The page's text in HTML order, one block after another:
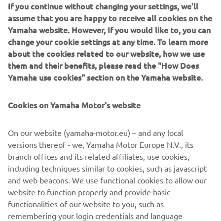
În următoarele două decenii, Peterhansel va obține șapte
victorii în raliul Dakar cu trei producători diferiți, prima în
2004. Până în prezent, a câștigat 80 de etape, iar în 2019 a
fost campion mondial FIA Cup la raliuri de cross-country,
câștigând și competiția Abu Dhabi Desert Challenge.
Informațiile și/sau imaginile de pe aceste pagini web nu
pot fi utilizate în scopuri comerciale sau necomerciale fără
acordul explicit în scris al Yamaha Motor Europe N.V. și/sau
Yamaha Motor Co., Ltd.
Condu întotdeauna în siguranță și respectă toate condițiile
de drum locale.
If you continue without changing your settings, we'll
assume that you are happy to receive all cookies on the
Yamaha website. However, If you would like to, you can
change your cookie settings at any time. To learn more
about the cookies related to our website, how we use
them and their benefits, please read the "How Does
Yamaha use cookies" section on the Yamaha website.
Cookies on Yamaha Motor's website
On our website (yamaha-motor.eu) – and any local
versions thereof - we, Yamaha Motor Europe N.V., its
branch offices and its related affiliates, use cookies,
including techniques similar to cookies, such as javascript
and web beacons. We use functional cookies to allow our
website to function properly and provide basic
functionalities of our website to you, such as
remembering your login credentials and language